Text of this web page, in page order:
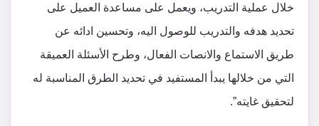
خلال عملية التدريب، ويعمل على مساعدة العميل على
تحديد هدفه والتدريب للوصول اليه، وتحسين ادائه عن
طريق الاستماع والانصات الفعال، وطرح الأسئلة العميقة
التي من خلالها يبدأ المستفيد في تحديد الطرق المناسبة له
لتحقيق غايته”.